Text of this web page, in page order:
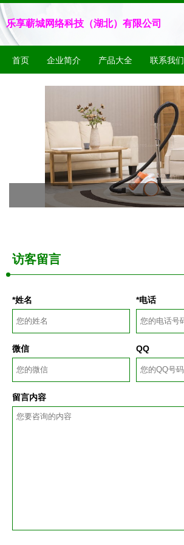
乐享蕲城网络科技（湖北）有限公司
首页 企业简介 产品大全 联系我们
访客留言
*姓名 *电话
微信 QQ
留言内容